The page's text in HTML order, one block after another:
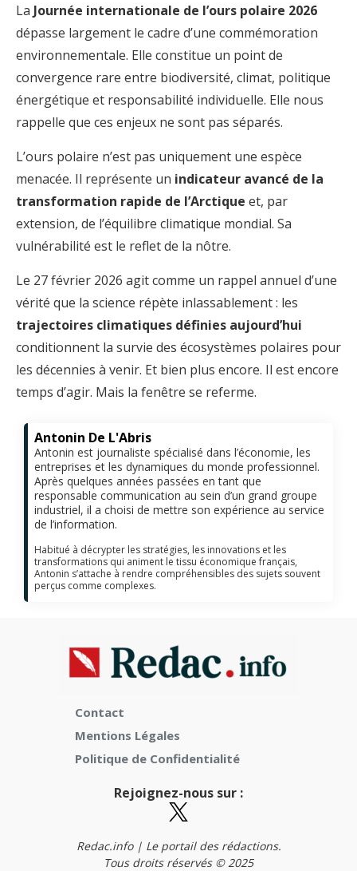
La Journée internationale de l’ours polaire 2026
dépasse largement le cadre d’une commémoration
environnementale. Elle constitue un point de
convergence rare entre biodiversité, climat, politique
énergétique et responsabilité individuelle. Elle nous
rappelle que ces enjeux ne sont pas séparés.
L’ours polaire n’est pas uniquement une espèce
menacée. Il représente un indicateur avancé de la
transformation rapide de l’Arctique et, par
extension, de l’équilibre climatique mondial. Sa
vulnérabilité est le reflet de la nôtre.
Le 27 février 2026 agit comme un rappel annuel d’une
vérité que la science répète inlassablement : les
trajectoires climatiques définies aujourd’hui
conditionnent la survie des écosystèmes polaires pour
les décennies à venir. Et bien plus encore. Il est encore
temps d’agir. Mais la fenêtre se referme.
Antonin De L'Abris
Antonin est journaliste spécialisé dans l’économie, les
entreprises et les dynamiques du monde professionnel.
Après quelques années passées en tant que
responsable communication au sein d’un grand groupe
industriel, il a choisi de mettre son expérience au service
de l’information.
Habitué à décrypter les stratégies, les innovations et les
transformations qui animent le tissu économique français,
Antonin s’attache à rendre compréhensibles des sujets souvent
perçus comme complexes.
Contact
Mentions Légales
Politique de Confidentialité
Rejoignez-nous sur :
Redac.info | Le portail des rédactions.
Tous droits réservés © 2025